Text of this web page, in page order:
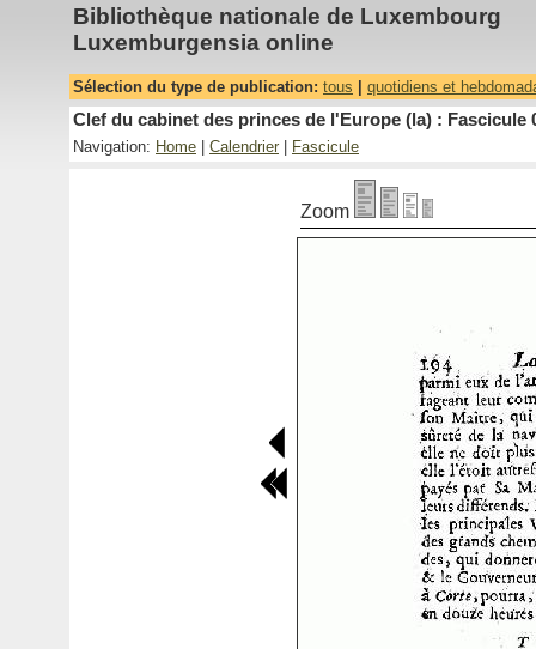
Bibliothèque nationale de Luxembourg
Luxemburgensia online
Sélection du type de publication: tous quotidiens et
Clef du cabinet des princes de l'Europe (la) : Fascicule
Navigation: Home Calendrier Fascicule
Zoom